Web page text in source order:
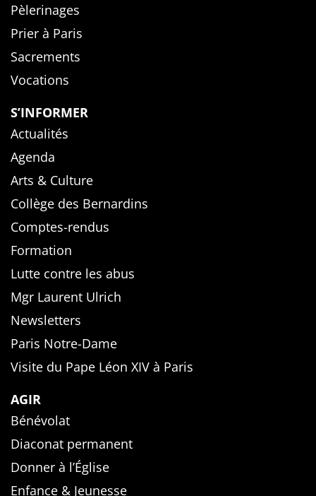
Pèlerinages
Prier à Paris
Sacrements
Vocations
S’INFORMER
Actualités
Agenda
Arts & Culture
Collège des Bernardins
Comptes-rendus
Formation
Lutte contre les abus
Mgr Laurent Ulrich
Newsletters
Paris Notre-Dame
Visite du Pape Léon XIV à Paris
AGIR
Bénévolat
Diaconat permanent
Donner à l’Église
Enfance & Jeunesse